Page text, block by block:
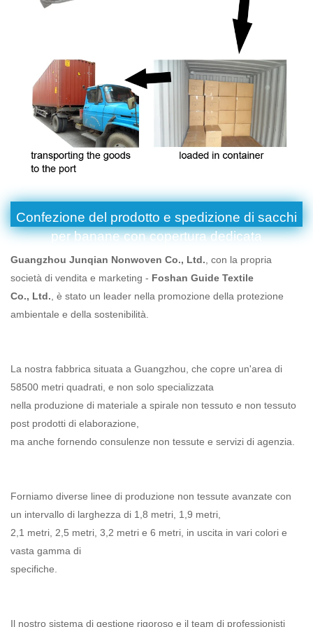
Confezione del prodotto e spedizione di sacchi
per banane con copertura dedicata
Guangzhou Junqian Nonwoven Co., Ltd. , con la propria
società di vendita e marketing - Foshan Guide Textile
Co., Ltd. , è stato un leader nella promozione della protezione
ambientale e della sostenibilità.
La nostra fabbrica situata a Guangzhou, che copre un'area di
58500 metri quadrati, e non solo specializzata
nella produzione di materiale a spirale non tessuto e non tessuto
post prodotti di elaborazione,
ma anche fornendo consulenze non tessute e servizi di agenzia.
Forniamo diverse linee di produzione non tessute avanzate con
un intervallo di larghezza di 1,8 metri, 1,9 metri,
2,1 metri, 2,5 metri, 3,2 metri e 6 metri, in uscita in vari colori e
vasta gamma di
specifiche.
Il nostro sistema di gestione rigoroso e il team di professionisti